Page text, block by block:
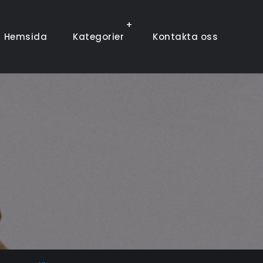
Hemsida Kategorier Kontakta oss